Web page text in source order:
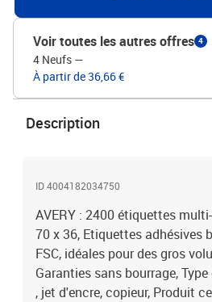
Voir toutes les autres offres 4
4 Neufs —
À partir de 36,66 €
Description
ID 4004182034750
AVERY : 2400 étiquettes
70 x 36, Etiquettes adhésives
FSC, idéales pour des gros
Garanties sans bourrage,
, jet d'encre, copieur, Produit